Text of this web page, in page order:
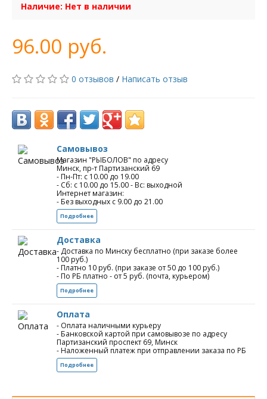
Наличие: Нет в наличии
96.00 руб.
0 отзывов / Написать отзыв
Самовывоз
Магазин "РЫБОЛОВ" по адресу
Минск, пр-т Партизанский 69
- Пн-Пт: с 10.00 до 19.00
- Сб: с 10.00 до 15.00 - Вс: выходной
Интернет магазин:
- Без выходных с 9.00 до 21.00
Подробнее
Доставка
- Доставка по Минску бесплатно (при заказе более
100 руб.)
- Платно 10 руб. (при заказе от 50 до 100 руб.)
- По РБ платно - от 5 руб. (почта, курьером)
Подробнее
Оплата
- Оплата наличными курьеру
- Банковской картой при самовывозе по адресу
Партизанский проспект 69, Минск
- Наложенный платеж при отправлении заказа по РБ
Подробнее